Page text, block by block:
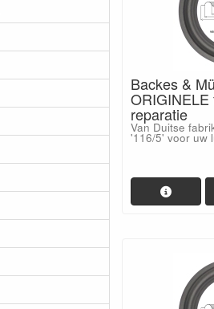
Backes &
reparatie
Van Duitse
'116/5' voor uw